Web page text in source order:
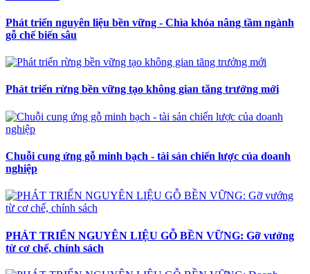
Phát triển nguyên liệu bền vững - Chìa khóa nâng tầm ngành
gỗ chế biến sâu
Phát triển rừng bền vững tạo không gian tăng trưởng mới
Chuỗi cung ứng gỗ minh bạch - tài sản chiến lược của doanh
nghiệp
PHÁT TRIỂN NGUYÊN LIỆU GỖ BỀN VỮNG: Gỡ vướng
từ cơ chế, chính sách